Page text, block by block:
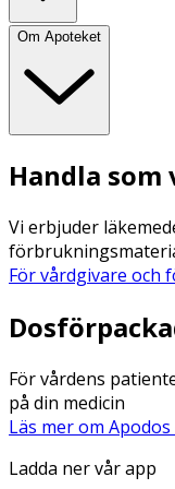
Om Apoteket
Handla
Vi erbjuder
För vårdgivare och
För vårdens
på din medicin
Läs mer om
Ladda ner vår app